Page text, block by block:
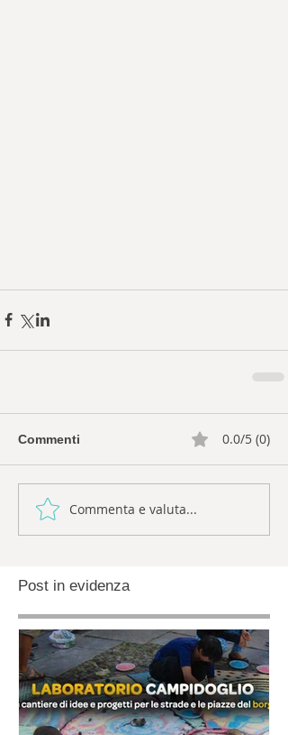
Commenti 0.0/5 (0)
Commenta e valuta...
Post in evidenza